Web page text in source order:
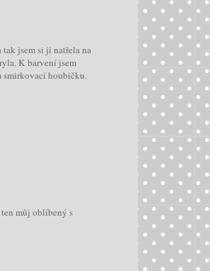
jsem si ji natřela na
K barvení jsem
smirkovací houbičku.
můj oblíbený s